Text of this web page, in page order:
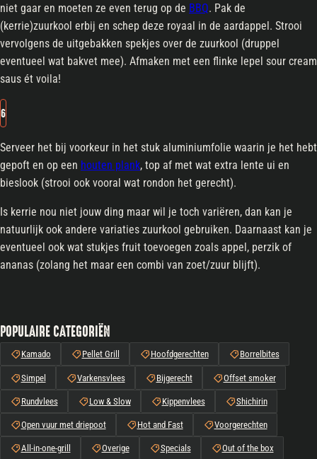
niet gaar en moeten ze even terug op de BBQ. Pak de
(kerrie)zuurkool erbij en schep deze royaal in de aardappel. Strooi
vervolgens de uitgebakken spekjes over de zuurkool (druppel
eventueel wat bakvet mee). Afmaken met een flinke lepel sour cream
saus ét voila!
6
Serveer het bij voorkeur in het stuk aluminiumfolie waarin je het hebt
gepoft en op een houten plank, top af met wat extra lente ui en
bieslook (strooi ook vooral wat rondon het gerecht).
Is kerrie nou niet jouw ding maar wil je toch variëren, dan kan je
natuurlijk ook andere variaties zuurkool gebruiken. Daarnaast kan je
eventueel ook wat stukjes fruit toevoegen zoals appel, perzik of
ananas (zolang het maar een combi van zoet/zuur blijft).
POPULAIRE CATEGORIËN
Kamado Pellet Grill Hoofdgerechten Borrelbites
Simpel Varkensvlees Bijgerecht Offset smoker
Rundvlees Low & Slow Kippenvlees Shichirin
Open vuur met driepoot Hot and Fast Voorgerechten
All-in-one-grill Overige Specials Out of the box